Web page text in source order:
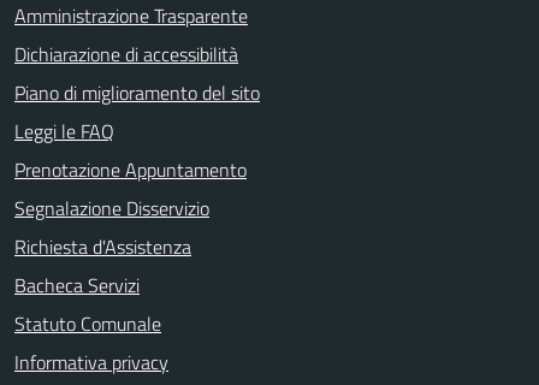
Amministrazione Trasparente
Dichiarazione di accessibilità
Piano di miglioramento del sito
Leggi le FAQ
Prenotazione Appuntamento
Segnalazione Disservizio
Richiesta d'Assistenza
Bacheca Servizi
Statuto Comunale
Informativa privacy